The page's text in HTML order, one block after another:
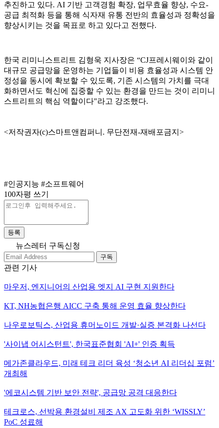
추진하고 있다. AI 기반 고객경험 확장, 업무효율 향상, 수요-
공급 최적화 등을 통해 식자재 유통 전반의 효율성과 정확성을
향상시키는 것을 목표로 하고 있다고 전했다.
한국 리미니스트리트 김형욱 지사장은 “CJ프레시웨이와 같이
대규모 공급망을 운영하는 기업들이 비용 효율성과 시스템 안
정성을 동시에 확보할 수 있도록, 기존 시스템의 가치를 극대
화하면서도 혁신에 집중할 수 있는 환경을 만드는 것이 리미니
스트리트의 핵심 역할이다"라고 강조했다.
<저작권자(c)스마트앤컴퍼니. 무단전재-재배포금지>
#인공지능 #소프트웨어
100자평 쓰기
등록
뉴스레터 구독신청
구독
관련 기사
마우저, 엔지니어의 산업용 엣지 AI 구현 지원한다
KT, NH농협은행 AICC 구축 통해 운영 효율 향상한다
나우로보틱스, 산업용 휴머노이드 개발·실증 본격화 나선다
'사이냅 어시스턴트', 한국표준협회 'AI+' 인증 획득
메가존클라우드, 미래 테크 리더 육성 ‘청소년 AI 리더십 포럼’
개최해
'에코시스템 기반 보안 전략', 공급망 공격 대응한다
테크로스, 선박용 환경설비 제조 AX 고도화 위한 ‘WISSLY’
PoC 성료해